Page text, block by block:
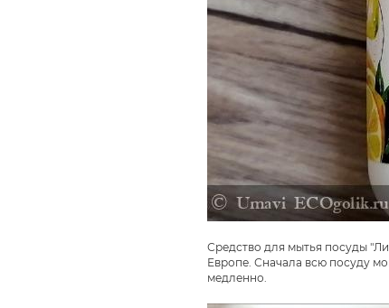
Средство для мытья посуды
Европе. Сначала всю посуду
медленно.